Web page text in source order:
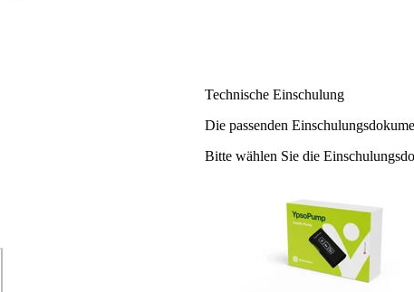
Technische Einschulung
Die passenden
Bitte wählen Sie die